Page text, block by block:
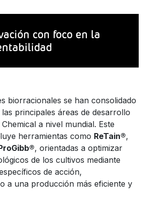
con foco en la
biorracionales se han consolidado
principales áreas de desarrollo
a nivel mundial. Este
herramientas como ReTain®,
, orientadas a optimizar
de los cultivos mediante
de acción,
a una producción más eficiente y